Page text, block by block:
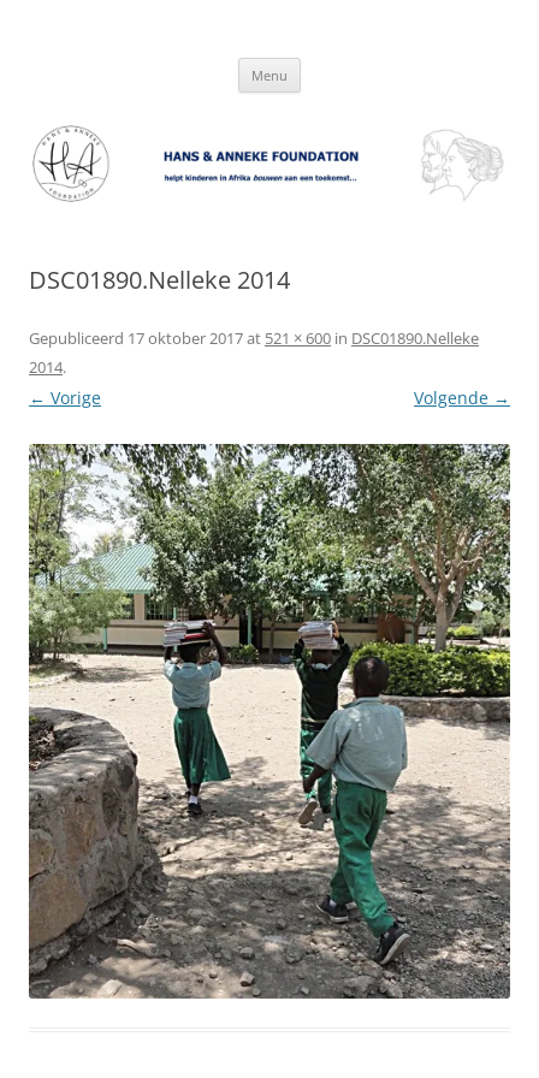
Menu
DSC01890.Nelleke 2014
Gepubliceerd 17 oktober 2017at 521 × 600 in DSC01890.Nelleke
2014.
← Vorige Volgende →